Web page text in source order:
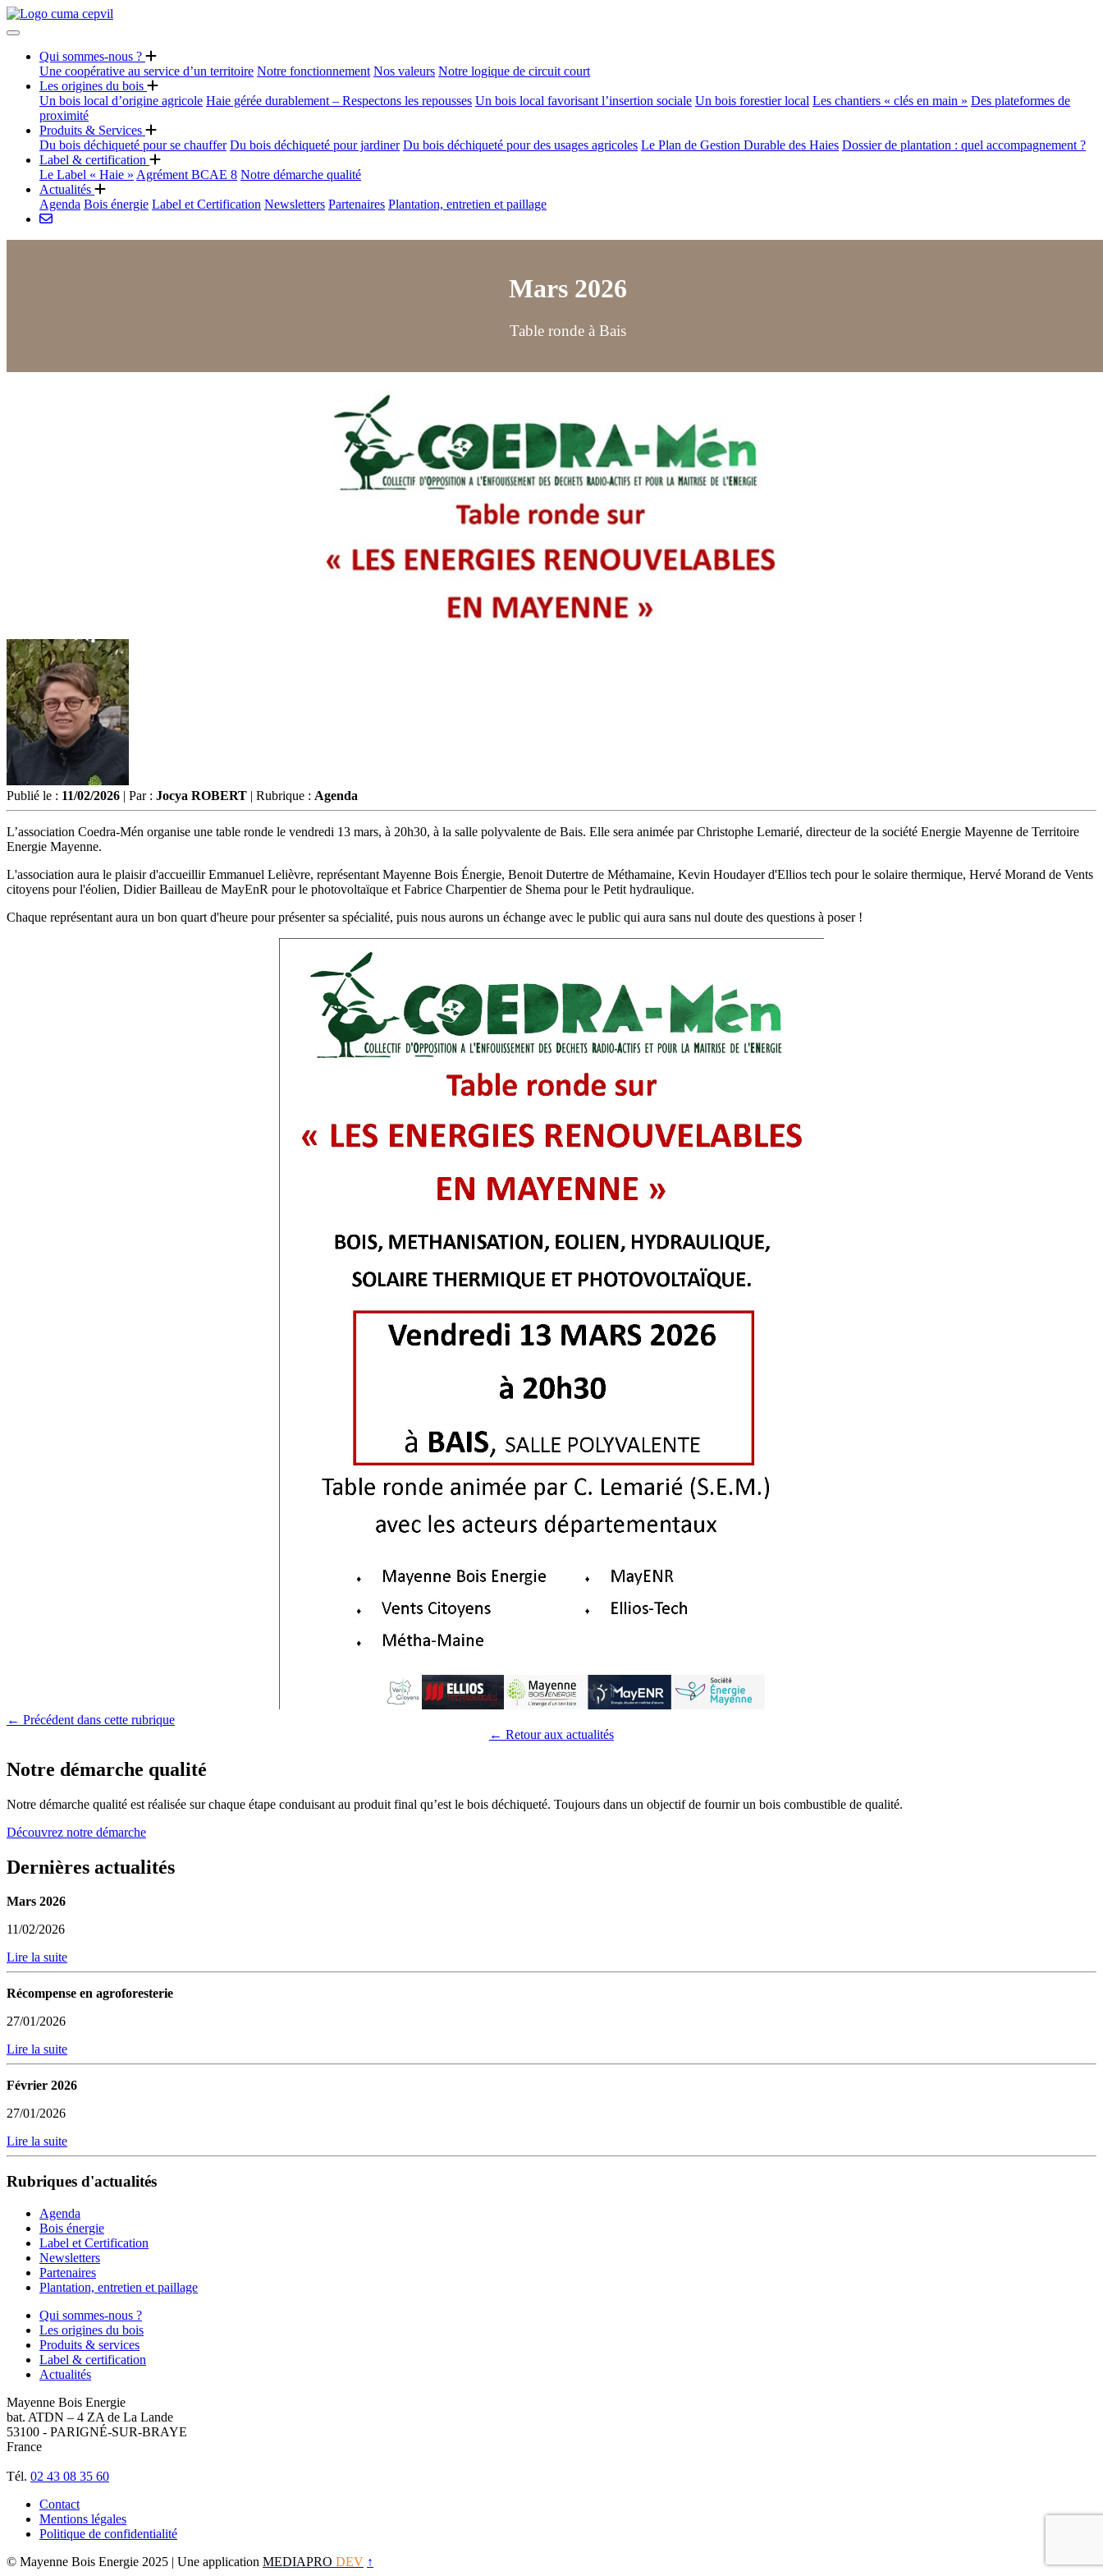
Qui sommes-nous ?
Une coopérative au service d’un territoire Notre fonctionnement Nos valeurs Notre logique de circuit court
Les origines du bois
Un bois local d’origine agricole Haie gérée durablement – Respectons les repousses Un bois local favorisant l’insertion sociale Un bois forestier local Les chantiers « clés en main » Des plateformes de
proximité
Produits & Services
Du bois déchiqueté pour se chauffer Du bois déchiqueté pour jardiner Du bois déchiqueté pour des usages agricoles Le Plan de Gestion Durable des Haies Dossier de plantation : quel accompagnement ?
Label & certification
Le Label « Haie » Agrément BCAE 8 Notre démarche qualité
Actualités
Agenda Bois énergie Label et Certification Newsletters Partenaires Plantation, entretien et paillage
Mars 2026
Table ronde à Bais
Publié le : 11/02/2026 | Par : Jocya ROBERT | Rubrique : Agenda
L’association Coedra-Mén organise une table ronde le vendredi 13 mars, à 20h30, à la salle polyvalente de Bais. Elle sera animée par Christophe Lemarié, directeur de la société Energie Mayenne de Territoire
Energie Mayenne.
L'association aura le plaisir d'accueillir Emmanuel Lelièvre, représentant Mayenne Bois Énergie, Benoit Dutertre de Méthamaine, Kevin Houdayer d'Ellios tech pour le solaire thermique, Hervé Morand de Vents
citoyens pour l'éolien, Didier Bailleau de MayEnR pour le photovoltaïque et Fabrice Charpentier de Shema pour le Petit hydraulique.
Chaque représentant aura un bon quart d'heure pour présenter sa spécialité, puis nous aurons un échange avec le public qui aura sans nul doute des questions à poser !
← Précédent dans cette rubrique
← Retour aux actualités
Notre démarche qualité
Notre démarche qualité est réalisée sur chaque étape conduisant au produit final qu’est le bois déchiqueté. Toujours dans un objectif de fournir un bois combustible de qualité.
Découvrez notre démarche
Dernières actualités
Mars 2026
11/02/2026
Lire la suite
Récompense en agroforesterie
27/01/2026
Lire la suite
Février 2026
27/01/2026
Lire la suite
Rubriques d'actualités
Agenda
Bois énergie
Label et Certification
Newsletters
Partenaires
Plantation, entretien et paillage
Qui sommes-nous ?
Les origines du bois
Produits & services
Label & certification
Actualités
Mayenne Bois Energie
bat. ATDN – 4 ZA de La Lande
53100 - PARIGNÉ-SUR-BRAYE
France
Tél. 02 43 08 35 60
Contact
Mentions légales
Politique de confidentialité
© Mayenne Bois Energie 2025 | Une application MEDIAPRO DEV ↑